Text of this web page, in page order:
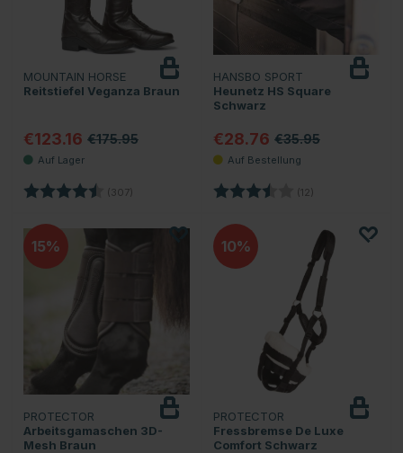
MOUNTAIN HORSE
Reitstiefel Veganza Braun
€123.16 €175.95
Bewertung: (307) 4.4 von 5 Sternen
HANSBO SPORT
Heunetz HS Square
Schwarz
€28.76 €35.95
Bewertung: (12)
15
PROTECTOR
Arbeitsgamaschen 3D-
Mesh Braun
10
PROTECTOR
Fressbremse De Luxe
Comfort Schwarz